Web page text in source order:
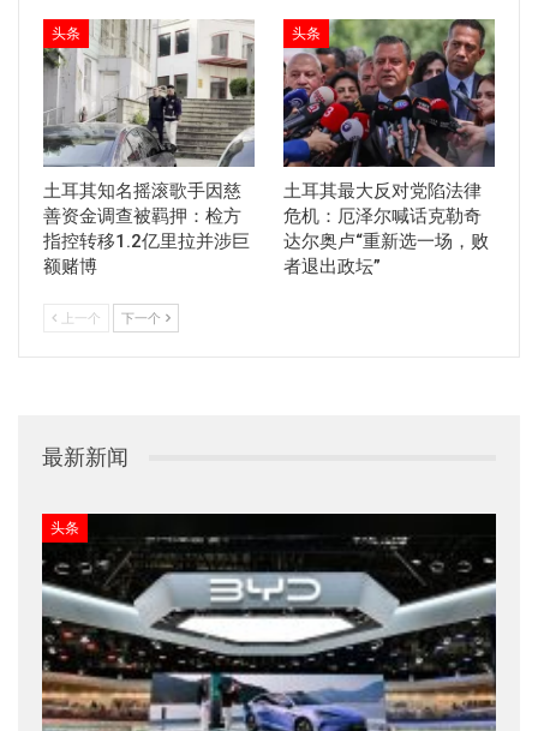
头条
土耳其知名摇滚歌手因慈
善资金调查被羁押：检方
指控转移1.2亿里拉并涉巨
额赌博
头条
土耳其最大反对党陷法律
危机：厄泽尔喊话克勒奇
达尔奥卢“重新选一场，败
者退出政坛”
上一个 下一个
最新新闻
头条